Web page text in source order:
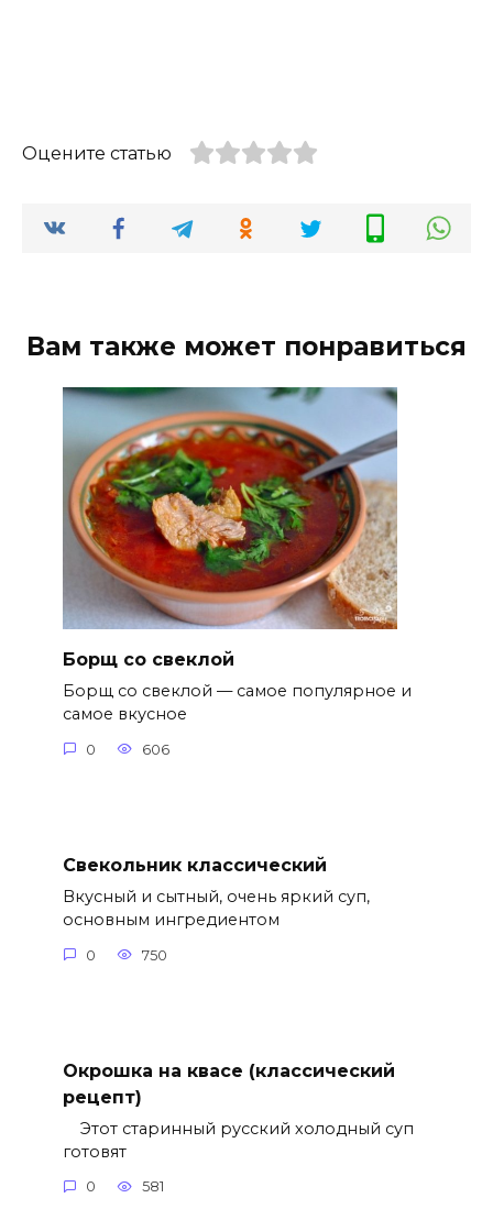
Оцените статью
Вам также может понравиться
Борщ со свеклой
Борщ со свеклой — самое популярное и
самое вкусное
0 606
Свекольник классический
Вкусный и сытный, очень яркий суп,
основным ингредиентом
0 750
Окрошка на квасе (классический
рецепт)
Этот старинный русский холодный суп
готовят
0 581